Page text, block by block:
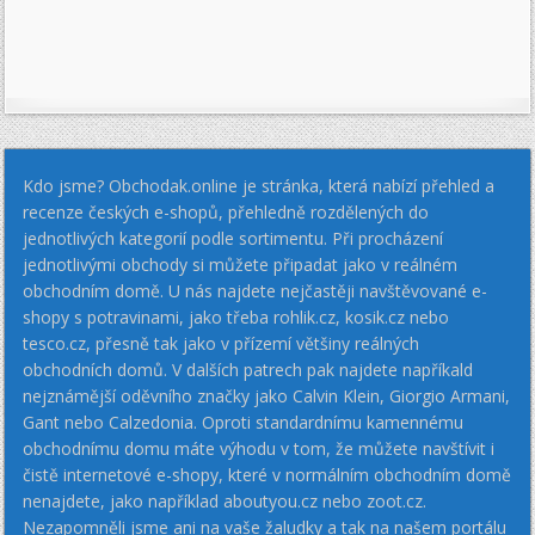
Kdo jsme? Obchodak.online je stránka, která nabízí přehled a
recenze českých e-shopů, přehledně rozdělených do
jednotlivých kategorií podle sortimentu. Při procházení
jednotlivými obchody si můžete připadat jako v reálném
obchodním domě. U nás najdete nejčastěji navštěvované e-
shopy s potravinami, jako třeba rohlik.cz, kosik.cz nebo
tesco.cz, přesně tak jako v přízemí většiny reálných
obchodních domů. V dalších patrech pak najdete napříkald
nejznámější oděvního značky jako Calvin Klein, Giorgio Armani,
Gant nebo Calzedonia. Oproti standardnímu kamennému
obchodnímu domu máte výhodu v tom, že můžete navštívit i
čistě internetové e-shopy, které v normálním obchodním domě
nenajdete, jako například aboutyou.cz nebo zoot.cz.
Nezapomněli jsme ani na vaše žaludky a tak na našem portálu